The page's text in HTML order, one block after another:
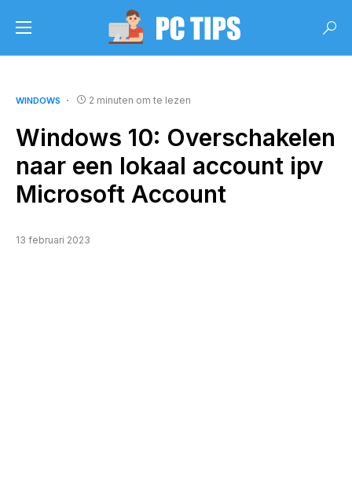
WINDOWS 2 minuten om te lezen
Windows 10: Overschakelen
naar een lokaal account ipv
Microsoft Account
13 februari 2023